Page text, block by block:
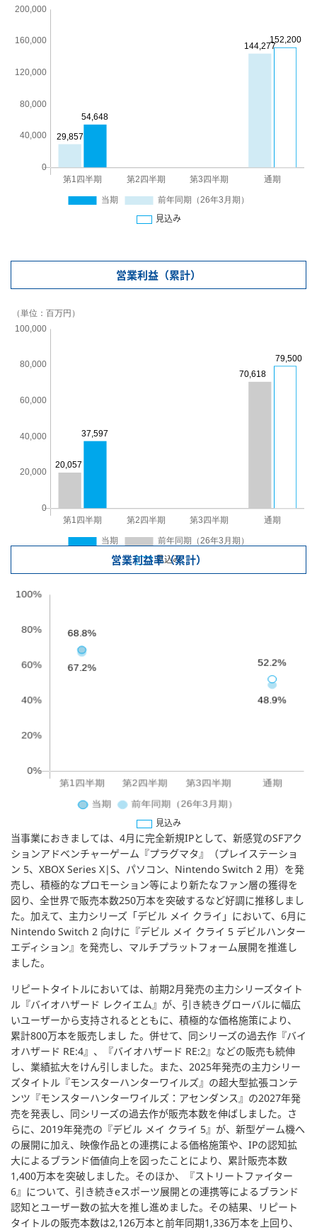
見込み
営業利益（累計）
見込み
営業利益率（累計）
見込み
当事業におきましては、4月に完全新規IPとして、新感覚のSFアク
ションアドベンチャーゲーム『プラグマタ』（プレイステーショ
ン 5、XBOX Series X|S、パソコン、Nintendo Switch 2 用）を発
売し、積極的なプロモーション等により新たなファン層の獲得を
図り、全世界で販売本数250万本を突破するなど好調に推移しまし
た。加えて、主力シリーズ「デビル メイ クライ」において、6月に
Nintendo Switch 2 向けに『デビル メイ クライ 5 デビルハンター
エディション』を発売し、マルチプラットフォーム展開を推進し
ました。
リピートタイトルにおいては、前期2月発売の主力シリーズタイト
ル『バイオハザード レクイエム』が、引き続きグローバルに幅広
いユーザーから支持されるとともに、積極的な価格施策により、
累計800万本を販売しまし た。併せて、同シリーズの過去作『バイ
オハザード RE:4』、『バイオハザード RE:2』などの販売も続伸
し、業績拡大をけん引しました。また、2025年発売の主力シリー
ズタイトル『モンスターハンターワイルズ』の超大型拡張コンテ
ンツ『モンスターハンターワイルズ：アセンダンス』の2027年発
売を発表し、同シリーズの過去作が販売本数を伸ばしました。さ
らに、2019年発売の『デビル メイ クライ 5』が、新型ゲーム機へ
の展開に加え、映像作品との連携による価格施策や、IPの認知拡
大によるブランド価値向上を図ったことにより、累計販売本数
1,400万本を突破しました。そのほか、『ストリートファイター
6』について、引き続きeスポーツ展開との連携等によるブランド
認知とユーザー数の拡大を推し進めました。その結果、リピート
タイトルの販売本数は2,126万本と前年同期1,336万本を上回り、